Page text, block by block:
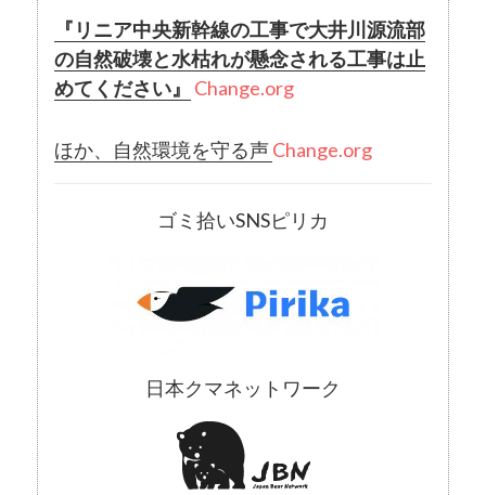
『リニア中央新幹線の工事で大井川源流部
の自然破壊と水枯れが懸念される工事は止
めてください』
Change.org
ほか、自然環境を守る声Change.org
ゴミ拾いSNSピリカ
日本クマネットワーク